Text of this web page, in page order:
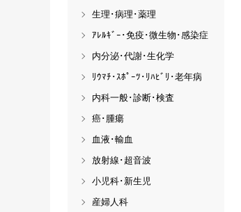
生理･病理･薬理
ｱﾚﾙｷﾞｰ･免疫･微生物･感染症
内分泌･代謝･生化学
ﾘｳﾏﾁ･ｽﾎﾟｰﾂ･ﾘﾊﾋﾞﾘ･老年病
内科一般･診断･検査
癌･腫瘍
血液･輸血
放射線･超音波
小児科･新生児
産婦人科